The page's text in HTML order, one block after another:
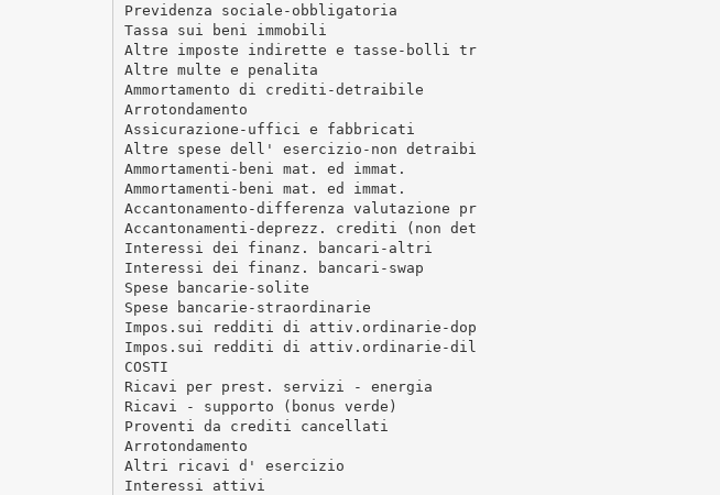
Previdenza sociale-obbligatoria
Tassa sui beni immobili
Altre imposte indirette e tasse-bolli tr
Altre multe e penalita
Ammortamento di crediti-detraibile
Arrotondamento
Assicurazione-uffici e fabbricati
Altre spese dell' esercizio-non detraibi
Ammortamenti-beni mat. ed immat.
Ammortamenti-beni mat. ed immat.
Accantonamento-differenza valutazione pr
Accantonamenti-deprezz. crediti (non det
Interessi dei finanz. bancari-altri
Interessi dei finanz. bancari-swap
Spese bancarie-solite
Spese bancarie-straordinarie
Impos.sui redditi di attiv.ordinarie-dop
Impos.sui redditi di attiv.ordinarie-dil
COSTI
Ricavi per prest. servizi - energia
Ricavi - supporto (bonus verde)
Proventi da crediti cancellati
Arrotondamento
Altri ricavi d' esercizio
Interessi attivi